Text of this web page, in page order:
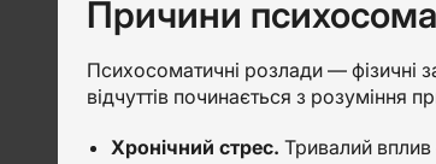
Причини
Психосоматичні розлади — фізичні
відчуттів починається з розуміння
Хронічний стрес. Тривалий